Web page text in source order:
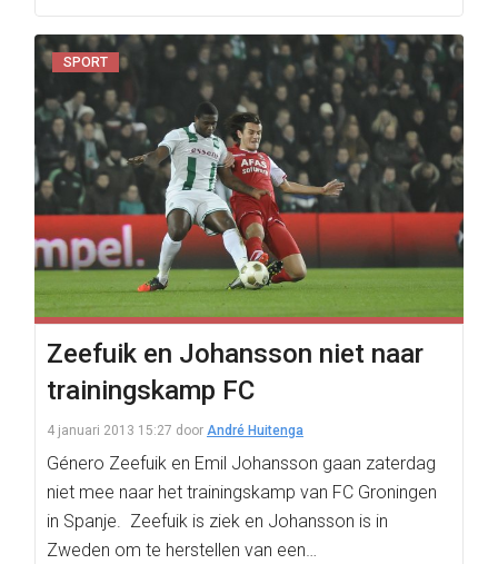
SPORT
Zeefuik en Johansson niet naar
trainingskamp FC
4 januari 2013 15:27 door André Huitenga
Género Zeefuik en Emil Johansson gaan zaterdag
niet mee naar het trainingskamp van FC Groningen
in Spanje. Zeefuik is ziek en Johansson is in
Zweden om te herstellen van een…